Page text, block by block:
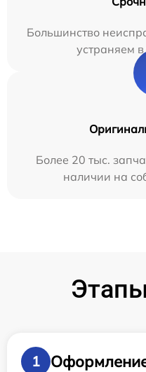
Большинство
устраняем
Более 20 тыс.
наличии на
1